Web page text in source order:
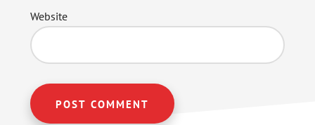
Website